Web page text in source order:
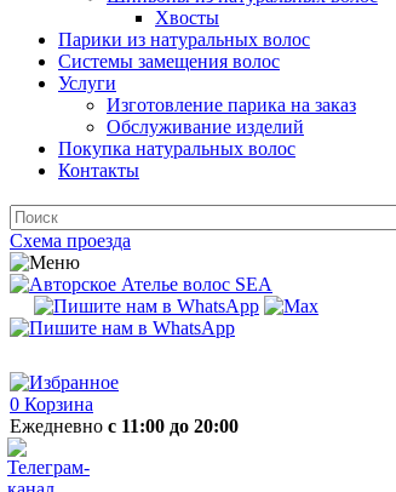
Хвосты
Парики из натуральных волос
Системы замещения волос
Услуги
Изготовление парика на заказ
Обслуживание изделий
Покупка натуральных волос
Контакты
Схема проезда
0 Корзина
Ежедневно с 11:00 до 20:00